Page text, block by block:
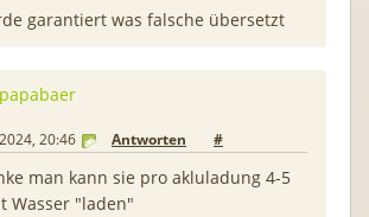
garantiert was falsche übersetzt
papabaer
20:46 Antworten #
man kann sie pro akluladung 4-5
Wasser "laden"